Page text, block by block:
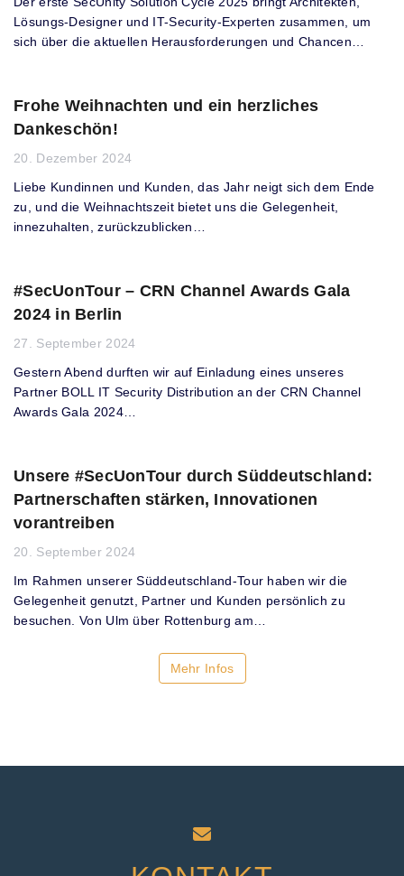
Lösungs-Designer und IT-Security-Experten zusammen, um
sich über die aktuellen Herausforderungen und Chancen…
Frohe Weihnachten und ein herzliches
Dankeschön!
20. Dezember 2024
Liebe Kundinnen und Kunden, das Jahr neigt sich dem Ende
zu, und die Weihnachtszeit bietet uns die Gelegenheit,
innezuhalten, zurückzublicken…
#SecUonTour – CRN Channel Awards Gala
2024 in Berlin
27. September 2024
Gestern Abend durften wir auf Einladung eines unseres
Partner BOLL IT Security Distribution an der CRN Channel
Awards Gala 2024…
Unsere #SecUonTour durch Süddeutschland:
Partnerschaften stärken, Innovationen
vorantreiben
20. September 2024
Im Rahmen unserer Süddeutschland-Tour haben wir die
Gelegenheit genutzt, Partner und Kunden persönlich zu
besuchen. Von Ulm über Rottenburg am…
Mehr Infos